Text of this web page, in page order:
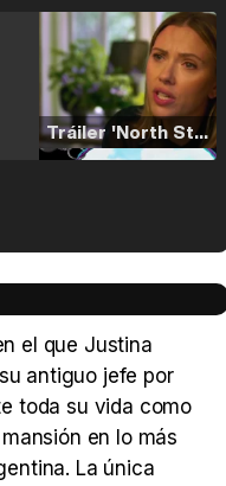
Tráiler 'North Star' (2023)
el que Justina
antiguo jefe por
toda su vida como
en lo más
La única